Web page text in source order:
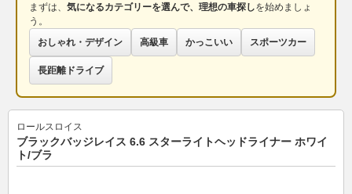
まずは、 気になるカテゴリーを選んで、理想の車探しを始めましょ
う。
おしゃれ・デザイン
高級車 かっこいい スポーツカー
長距離ドライブ
ロールスロイス
ブラックバッジレイス 6.6 スターライトヘッドライナー ホワイ
ト/ブラ